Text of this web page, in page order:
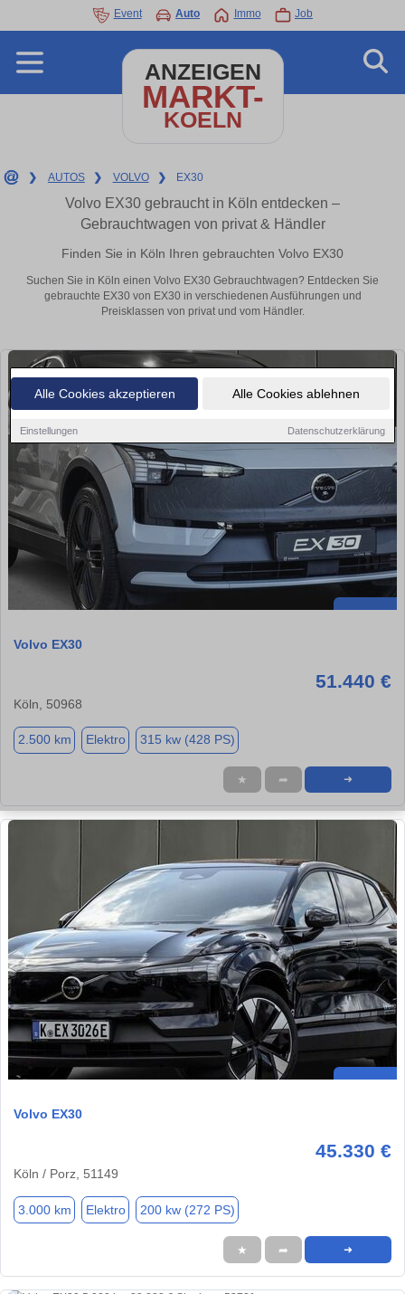
Alle Cookies akzeptieren Alle Cookies ablehnen
Einstellungen Datenschutzerklärung
Event Auto Immo Job
ANZEIGEN
MARKT-
KOELN
❯ AUTOS ❯ VOLVO ❯ EX30
Volvo EX30 gebraucht in Köln entdecken –
Gebrauchtwagen von privat & Händler
Finden Sie in Köln Ihren gebrauchten Volvo EX30
Suchen Sie in Köln einen Volvo EX30 Gebrauchtwagen? Entdecken Sie
gebrauchte EX30 von EX30 in verschiedenen Ausführungen und
Preisklassen von privat und vom Händler.
Volvo EX30
51.440 €
Köln, 50968
2.500 km Elektro 315 kw (428 PS)
★ ➦ ➜
Volvo EX30
45.330 €
Köln / Porz, 51149
3.000 km Elektro 200 kw (272 PS)
★ ➦ ➜